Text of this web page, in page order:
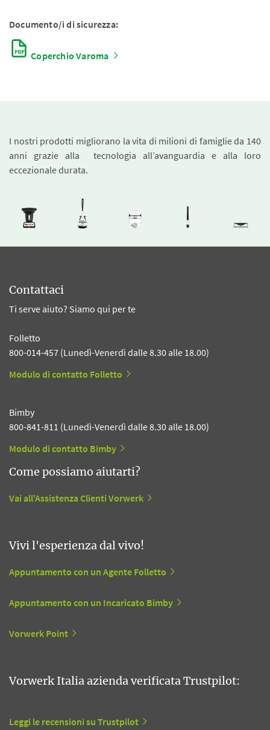
Documento/i di sicurezza:
Coperchio Varoma
I nostri prodotti migliorano la vita di milioni di famiglie da 140
anni grazie alla tecnologia all’avanguardia e alla loro
eccezionale durata.
Contattaci
Ti serve aiuto? Siamo qui per te
Folletto
800-014-457 (Lunedì-Venerdì dalle 8.30 alle 18.00)
Modulo di contatto Folletto
Bimby
800-841-811 (Lunedì-Venerdì dalle 8.30 alle 18.00)
Modulo di contatto Bimby
Come possiamo aiutarti?
Vai all'Assistenza Clienti Vorwerk
Vivi l'esperienza dal vivo!
Appuntamento con un Agente Folletto
Appuntamento con un Incaricato Bimby
Vorwerk Point
Vorwerk Italia azienda verificata Trustpilot:
Leggi le recensioni su Trustpilot